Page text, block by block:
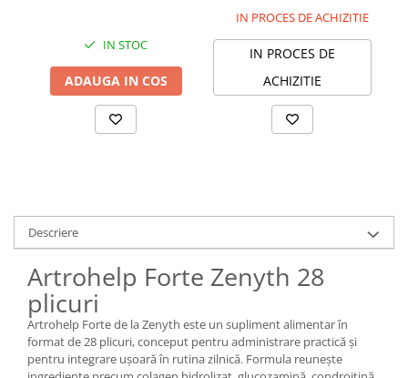
IN STOC
ADAUGA IN COS
IN PROCES DE ACHIZITIE
IN PROCES DE
ACHIZITIE
Descriere
Artrohelp Forte Zenyth 28
plicuri
Artrohelp Forte de la Zenyth este un supliment alimentar în
format de 28 plicuri, conceput pentru administrare practică și
pentru integrare ușoară în rutina zilnică. Formula reunește